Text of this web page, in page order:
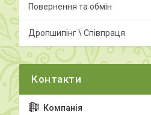
Повернення та обмін
Дропшипінг \ Співпраця